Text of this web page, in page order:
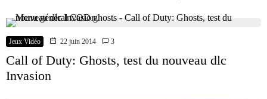
Jeux Vidéo 22 juin 2014 3
Call of Duty: Ghosts, test du nouveau dlc
Invasion